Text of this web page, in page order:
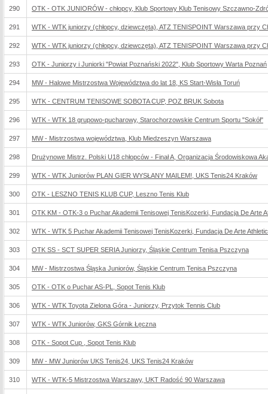
290 OTK - OTK JUNIORÓW - chłopcy, Klub Sportowy Klub Tenisowy Szczawno-
291 WTK - WTK juniorzy (chłopcy, dziewczęta), ATZ TENISPOINT Warszawa przy
292 WTK - WTK juniorzy (chłopcy, dziewczęta), ATZ TENISPOINT Warszawa przy
293 OTK - Juniorzy i Juniorki "Powiat Poznański 2022", Klub Sportowy Warta Poznań
294 MW - Halowe Mistrzostwa Województwa do lat 18, KS Start-Wisła Toruń
295 WTK - CENTRUM TENISOWE SOBOTA CUP, POZ BRUK Sobota
296 WTK - WTK 18 grupowo-pucharowy, Starochorzowskie Centrum Sportu "Sokół"
297 MW - Mistrzostwa województwa, Klub Miedzeszyn Warszawa
298 Drużynowe Mistrz. Polski U18 chłopców - Finał A, Organizacja Środowiskowa
299 WTK - WTK Juniorów PLAN GIER WYSŁANY MAILEM!, UKS Tenis24 Kraków
300 OTK - LESZNO TENIS KLUB CUP, Leszno Tenis Klub
301 OTK KM - OTK-3 o Puchar Akademii Tenisowej TenisKozerki, Fundacja De Arte
302 WTK - WTK 5 Puchar Akademii Tenisowej TenisKozerki, Fundacja De Arte
303 OTK SS - SCT SUPER SERIA Juniorzy, Śląskie Centrum Tenisa Pszczyna
304 MW - Mistrzostwa Śląska Juniorów, Śląskie Centrum Tenisa Pszczyna
305 OTK - OTK o Puchar AS-PL, Sopot Tenis Klub
306 WTK - WTK Toyota Zielona Góra - Juniorzy, Przytok Tennis Club
307 WTK - WTK Juniorów, GKS Górnik Łęczna
308 OTK - Sopot Cup , Sopot Tenis Klub
309 MW - MW Juniorów UKS Tenis24, UKS Tenis24 Kraków
310 WTK - WTK-5 Mistrzostwa Warszawy, UKT Radość 90 Warszawa